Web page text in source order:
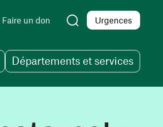
Faire un don Urgences
Départements et services